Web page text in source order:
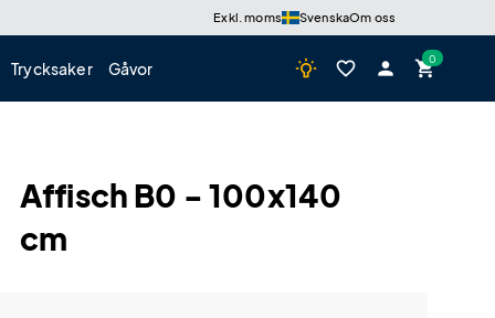
Exkl. moms SvenskaOm oss
Trycksaker Gåvor wb_incandescent favorite_border person shopping_cart
Affisch B0 - 100x140
cm